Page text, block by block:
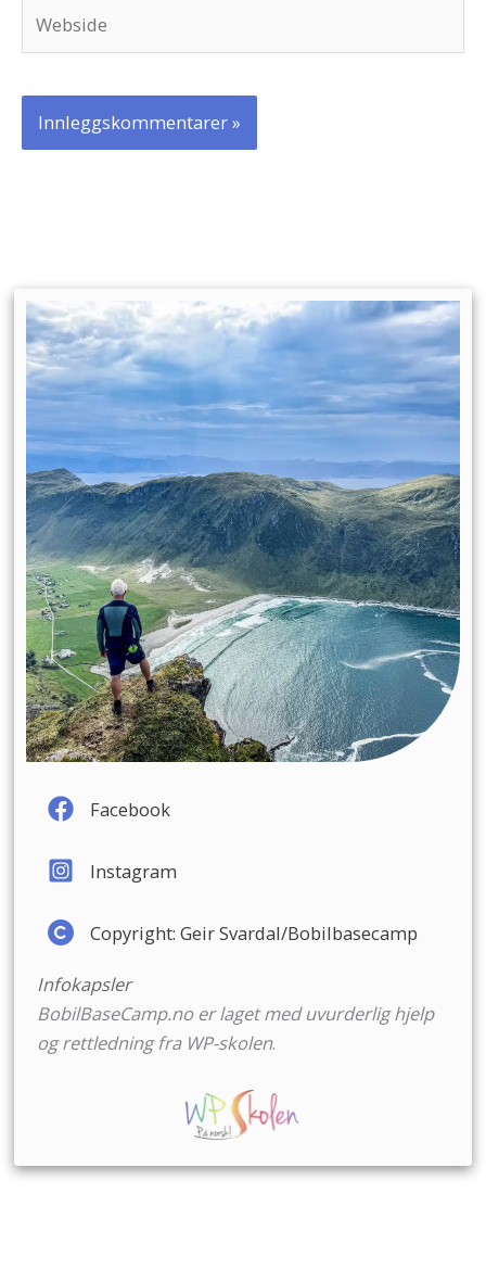
Facebook
Instagram
Copyright: Geir Svardal/Bobilbasecamp
Infokapsler
BobilBaseCamp.no er laget med uvurderlig hjelp
og rettledning fra WP-skolen.